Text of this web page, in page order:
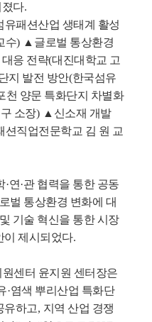
다.
유패션산업 생태계 활성
수) ▲ 글로벌 통상환경
응 전략(대진대학교 고
지 발전 방안(한국섬유
천 양문 특화단지 차별화
소장) ▲ 신소재 개발
션직업전문학교 김 원 교
·연·관 협력을 통한 공동
벌 통상환경 변화에 대
기술 혁신을 통한 시장
이 제시되었다.
센터 윤지원 센터장은
·염색 뿌리산업 특화단
유하고, 지역 산업 경쟁